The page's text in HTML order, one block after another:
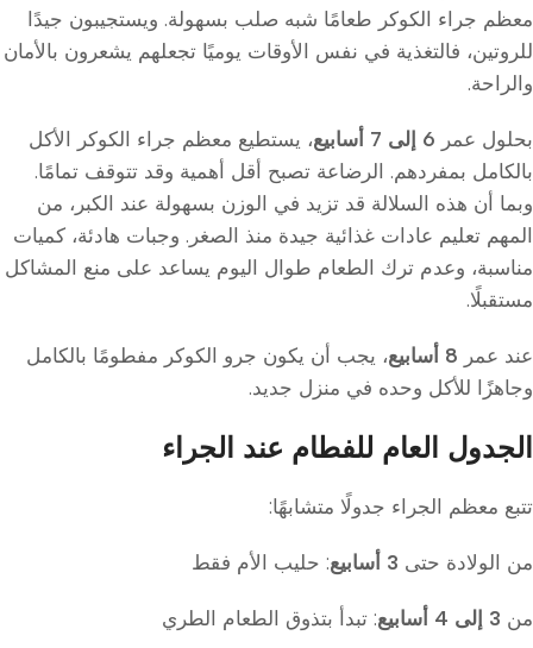
معظم جراء الكوكر طعامًا شبه صلب بسهولة. ويستجيبون جيدًا
للروتين، فالتغذية في نفس الأوقات يوميًا تجعلهم يشعرون بالأمان
والراحة.
بحلول عمر 6 إلى 7 أسابيع
، يستطيع معظم جراء الكوكر الأكل
بالكامل بمفردهم. الرضاعة تصبح أقل أهمية وقد تتوقف تمامًا.
وبما أن هذه السلالة قد تزيد في الوزن بسهولة عند الكبر، من
المهم تعليم عادات غذائية جيدة منذ الصغر. وجبات هادئة، كميات
مناسبة، وعدم ترك الطعام طوال اليوم يساعد على منع المشاكل
مستقبلًا.
عند عمر 8 أسابيع
، يجب أن يكون جرو الكوكر مفطومًا بالكامل
وجاهزًا للأكل وحده في منزل جديد.
الجدول العام للفطام عند الجراء
تتبع معظم الجراء جدولًا متشابهًا:
من الولادة حتى 3 أسابيع : حليب الأم فقط
من 3 إلى 4 أسابيع : تبدأ بتذوق الطعام الطري